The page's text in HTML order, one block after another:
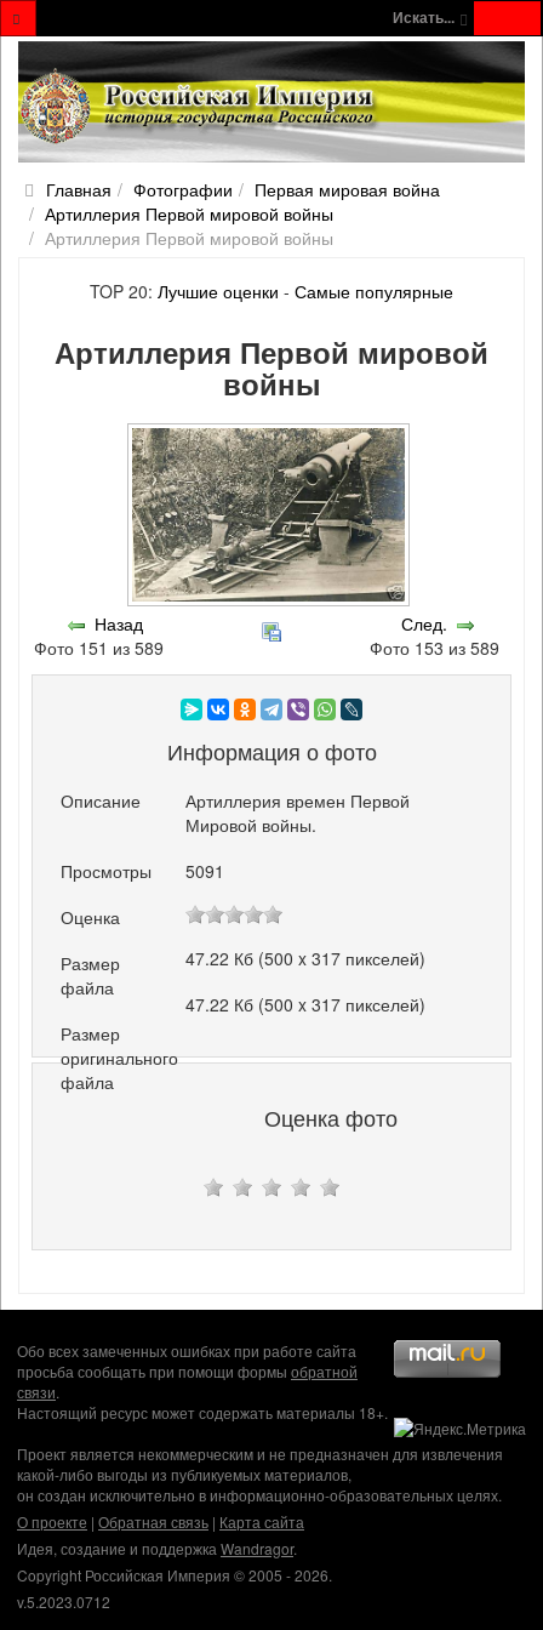
Искать...
Главная Фотографии
Первая мировая война
Артиллерия Первой мировой войны
Артиллерия Первой мировой войны
TOP 20: Лучшие оценки - Самые популярные
Артиллерия Первой мировой
войны
Назад
Фото 151 из 589
След.
Фото 153 из 589
Информация о фото
Описание
Артиллерия времен Первой
Мировой войны.
Просмотры
5091
Оценка
Размер
файла
47.22 Кб (500 x 317 пикселей)
Размер
оригинального
файла
47.22 Кб (500 x 317 пикселей)
Оценка фото
Обо всех замеченных ошибках при работе сайта
просьба сообщать при помощи формы обратной
связи.
Настоящий ресурс может содержать материалы 18+.
Проект является некоммерческим и не предназначен для извлечения
какой-либо выгоды из публикуемых материалов,
он создан исключительно в информационно-образовательных целях.
О проекте | Обратная связь | Карта сайта
Идея, создание и поддержка Wandragor.
Copyright Российская Империя © 2005 - 2026.
v.5.2023.0712